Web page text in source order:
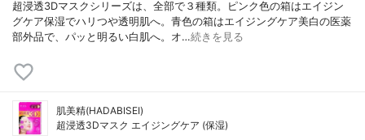
超浸透3Dマスクシリーズは、全部で３種類。ピンク色の箱はエイジン
グケア保湿でハリつや透明肌へ。青色の箱はエイジングケア美白の医薬
部外品で、パッと明るい白肌へ。オ…続きを見る
肌美精(HADABISEI)
超浸透3Dマスク エイジングケア (保湿)